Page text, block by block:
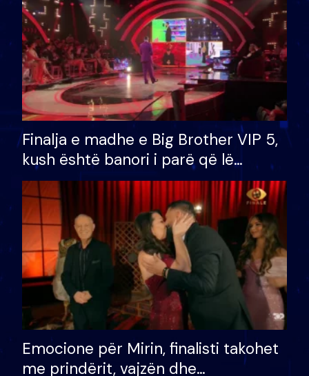
Finalja e madhe e Big Brother VIP 5,
kush është banori i parë që lë
shtëpinë dhe humb mundësinë për
të fituar çmimin e madh
Emocione për Mirin, finalisti takohet
me prindërit, vajzën dhe